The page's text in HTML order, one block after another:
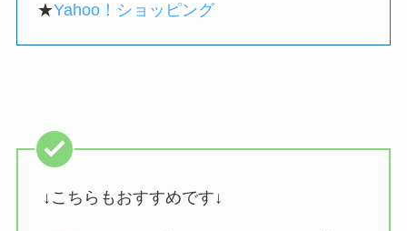
★Yahoo！ショッピング
↓こちらもおすすめです↓